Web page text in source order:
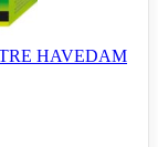
HAVEDAM